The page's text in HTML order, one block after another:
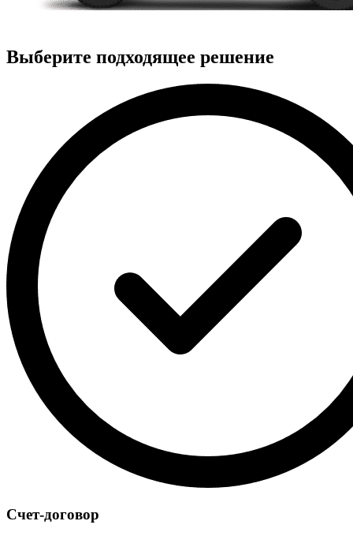
Выберите подходящее решение
Счет-договор